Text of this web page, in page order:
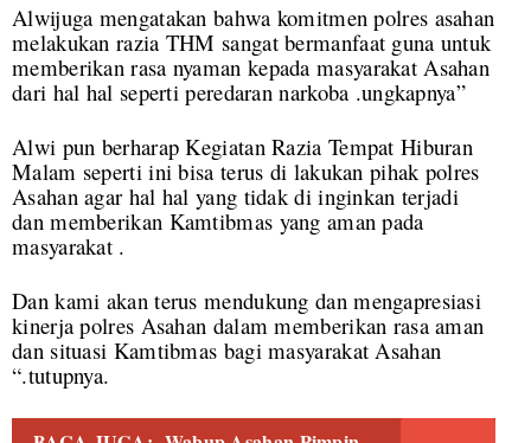
Alwijuga mengatakan bahwa komitmen polres asahan
melakukan razia THM sangat bermanfaat guna untuk
memberikan rasa nyaman kepada masyarakat Asahan
dari hal hal seperti peredaran narkoba .ungkapnya”
Alwi pun berharap Kegiatan Razia Tempat Hiburan
Malam seperti ini bisa terus di lakukan pihak polres
Asahan agar hal hal yang tidak di inginkan terjadi
dan memberikan Kamtibmas yang aman pada
masyarakat .
Dan kami akan terus mendukung dan mengapresiasi
kinerja polres Asahan dalam memberikan rasa aman
dan situasi Kamtibmas bagi masyarakat Asahan
“.tutupnya.